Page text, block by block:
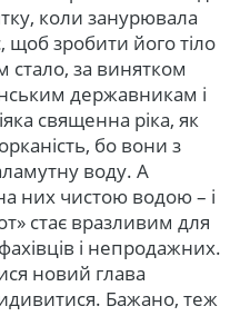
коли занурювала
щоб зробити його тіло
стало, за винятком
державникам і
священна ріка, як
бо вони з
воду. А
них чистою водою – і
стає вразливим для
і непродажних.
новий глава
Бажано, теж